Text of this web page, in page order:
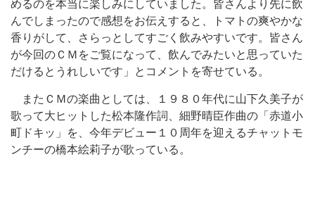
めるのを本当に楽しみにしていました。皆さんより先に飲
んでしまったので感想をお伝えすると、トマトの爽やかな
香りがして、さらっとしてすごく飲みやすいです。皆さん
が今回のＣＭをご覧になって、飲んでみたいと思っていた
だけるとうれしいです」とコメントを寄せている。
またＣＭの楽曲としては、１９８０年代に山下久美子が
歌って大ヒットした松本隆作詞、細野晴臣作曲の「赤道小
町ドキッ」を、今年デビュー１０周年を迎えるチャットモ
ンチーの橋本絵莉子が歌っている。